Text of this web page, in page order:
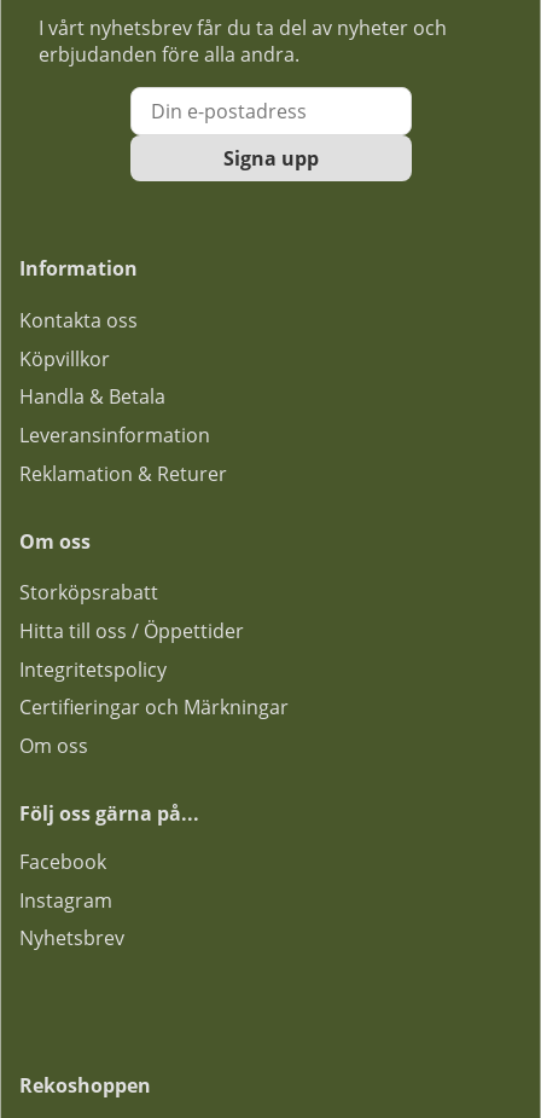
I vårt nyhetsbrev får du ta del av nyheter och
erbjudanden före alla andra.
Signa upp
Information
Kontakta oss
Köpvillkor
Handla & Betala
Leveransinformation
Reklamation & Returer
Om oss
Storköpsrabatt
Hitta till oss / Öppettider
Integritetspolicy
Certifieringar och Märkningar
Om oss
Följ oss gärna på...
Facebook
Instagram
Nyhetsbrev
Rekoshoppen